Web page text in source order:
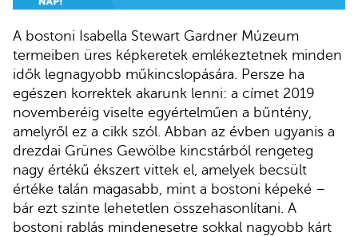
A bostoni Isabella Stewart Gardner Múzeum
termeiben üres képkeretek emlékeztetnek minden
idők legnagyobb műkincslopására. Persze ha
egészen korrektek akarunk lenni: a címet 2019
novemberéig viselte egyértelműen a bűntény,
amelyről ez a cikk szól. Abban az évben ugyanis a
drezdai Grünes Gewölbe kincstárból rengeteg
nagy értékű ékszert vittek el, amelyek becsült
értéke talán magasabb, mint a bostoni képeké –
bár ezt szinte lehetetlen összehasonlítani. A
bostoni rablás mindenesetre sokkal nagyobb kárt